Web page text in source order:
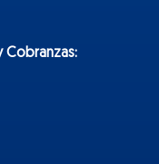
Cobranzas: